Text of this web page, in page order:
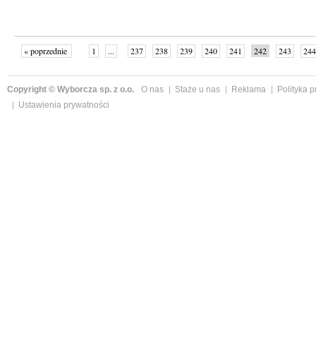
« poprzednie 1 ... 237 238 239 240 241 242 243
244
Copyright © Wyborcza sp. z o.o. O nas Staże u nas Reklama
Polityka
Ustawienia prywatności